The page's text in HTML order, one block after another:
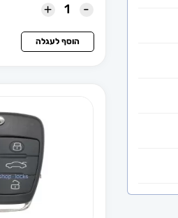
-
+
הוסף לעגלה